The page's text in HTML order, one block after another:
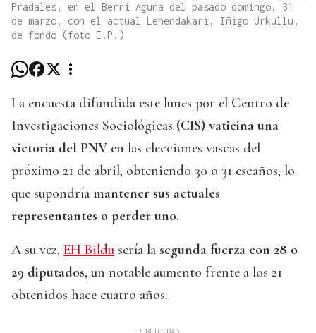
Pradales, en el Berri Aguna del pasado domingo, 31
de marzo, con el actual Lehendakari, Iñigo Urkullu,
de fondo (foto E.P.)
La encuesta difundida este lunes por el Centro de
Investigaciones Sociológicas (CIS) vaticina una
victoria del PNV en las elecciones vascas del
próximo 21 de abril, obteniendo 30 o 31 escaños, lo
que supondría mantener sus actuales
representantes o perder uno.
A su vez, EH Bildu sería la segunda fuerza con 28 o
29 diputados, un notable aumento frente a los 21
obtenidos hace cuatro años.